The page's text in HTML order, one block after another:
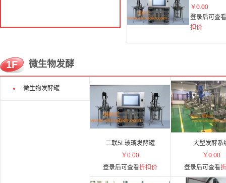
￥0.00
登录后可查看
扣价
1F 微生物发酵
微生物发酵罐
二联5L玻璃发酵罐
￥0.00
登录后可查看折扣价
大型发酵系
￥0.00
登录后可查看